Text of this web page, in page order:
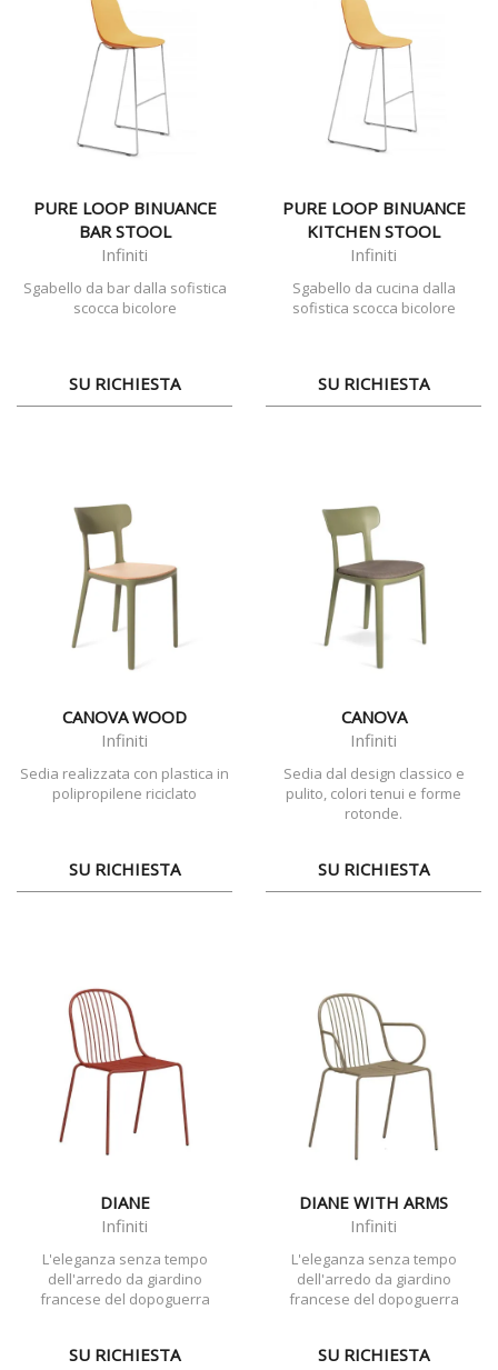
PURE LOOP BINUANCE
BAR STOOL
Infiniti
Sgabello da bar dalla sofistica
scocca bicolore
SU RICHIESTA
PURE LOOP BINUANCE
KITCHEN STOOL
Infiniti
Sgabello da cucina dalla
sofistica scocca bicolore
SU RICHIESTA
CANOVA WOOD
Infiniti
Sedia realizzata con plastica in
polipropilene riciclato
SU RICHIESTA
CANOVA
Infiniti
Sedia dal design classico e
pulito, colori tenui e forme
rotonde.
SU RICHIESTA
DIANE
Infiniti
L'eleganza senza tempo
dell'arredo da giardino
francese del dopoguerra
SU RICHIESTA
DIANE WITH ARMS
Infiniti
L'eleganza senza tempo
dell'arredo da giardino
francese del dopoguerra
SU RICHIESTA